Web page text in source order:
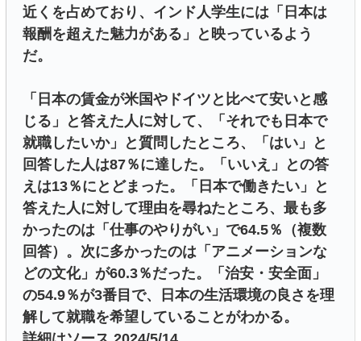
近くを占めており、インド人学生には「日本は
報酬を超えた魅力がある」と映っているよう
だ。
「日本の賃金が米国やドイツと比べて安いと感
じる」と答えた人に対して、「それでも日本で
就職したいか」と質問したところ、「はい」と
回答した人は87％に達した。「いいえ」との答
えは13％にとどまった。「日本で働きたい」と
答えた人に対して理由を尋ねたところ、最も多
かったのは「仕事のやりがい」で64.5％（複数
回答）。次に多かったのは「アニメーションな
どの文化」が60.3％だった。「治安・安全面」
の54.9％が3番目で、日本の生活環境の良さを理
解して就職を希望していることがわかる。